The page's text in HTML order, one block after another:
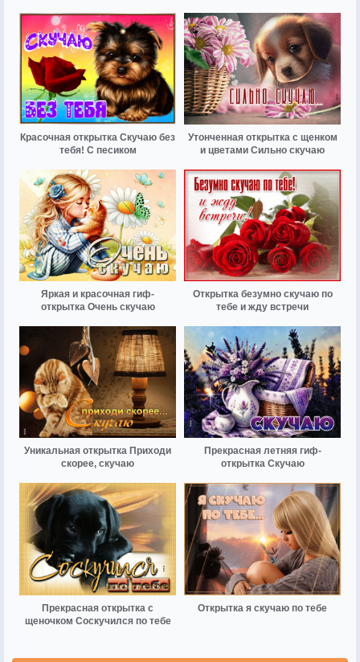
Красочная открытка Скучаю без
тебя! С песиком
Утонченная открытка с щенком
и цветами Сильно скучаю
Яркая и красочная гиф-
открытка Очень скучаю
Открытка безумно скучаю по
тебе и жду встречи
Уникальная открытка Приходи
скорее, скучаю
Прекрасная летняя гиф-
открытка Скучаю
Прекрасная открытка с
щеночком Соскучился по тебе
Открытка я скучаю по тебе